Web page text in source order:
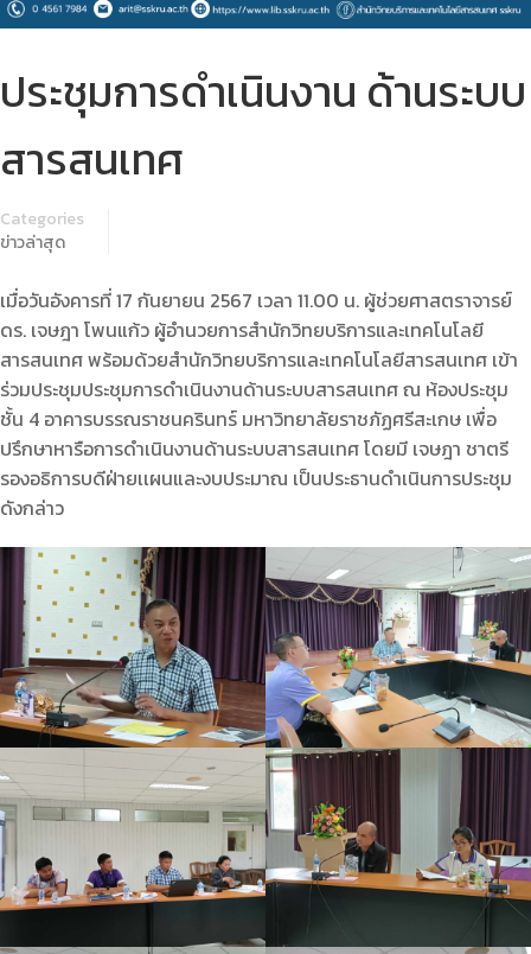
ประชุมการดำเนินงาน ด้านระบบ
สารสนเทศ
Categories
ข่าวล่าสุด
เมื่อวันอังคารที่ 17 กันยายน 2567 เวลา 11.00 น. ผู้ช่วยศาสตราจารย์
ดร. เจษฎา โพนแก้ว ผู้อำนวยการสำนักวิทยบริการและเทคโนโลยี
สารสนเทศ พร้อมด้วยสำนักวิทยบริการและเทคโนโลยีสารสนเทศ เข้า
ร่วมประชุมประชุมการดำเนินงานด้านระบบสารสนเทศ ณ ห้องประชุม
ชั้น 4 อาคารบรรณราชนครินทร์ มหาวิทยาลัยราชภัฏศรีสะเกษ เพื่อ
ปรึกษาหารือการดำเนินงานด้านระบบสารสนเทศ โดยมี เจษฎา ชาตรี
รองอธิการบดีฝ่ายเเผนและงบประมาณ เป็นประธานดำเนินการประชุม
ดังกล่าว